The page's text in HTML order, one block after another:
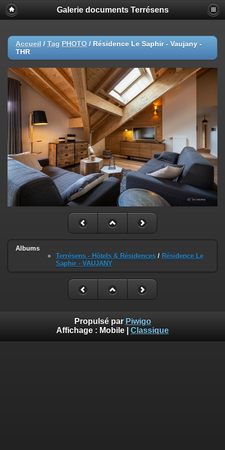
Galerie documents Terrésens
Accueil / Tag PHOTO / Résidence Le Saphir - Vaujany -
THR
Albums
Terrésens - Hôtels & Résidences / Résidence Le
Saphir - VAUJANY
Propulsé par Piwigo
Affichage : Mobile Classique